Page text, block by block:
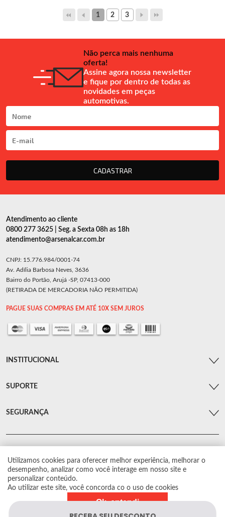
1 2 3
Não perca mais nenhuma
oferta!
Assine agora nossa newsletter
e fique por dentro de todas as
novidades em peças
automotivas.
CADASTRAR
Utilizamos cookies para oferecer melhor experiência, melhorar o
desempenho, analizar como você interage em nosso site e
personalizar conteúdo.
Ao utilizar este site, você concorda co o uso de cookies
Ok, entendi
Atendimento ao cliente
0800 277 3625 | Seg. a Sexta 08h as 18h
atendimento@arsenalcar.com.br
CNPJ: 15.776.984/0001-74
Av. Adília Barbosa Neves, 3636
Bairro do Portão, Arujá -SP, 07413-000
(RETIRADA DE MERCADORIA NÃO PERMITIDA)
PAGUE SUAS COMPRAS EM ATÉ 10X SEM JUROS
INSTITUCIONAL
SUPORTE
SEGURANÇA
© Arsenal Car. Todos os direitos reservados.
Proibida reprodução total ou parcial. Preços e estoque sujeito a alterações sem
aviso prévio.